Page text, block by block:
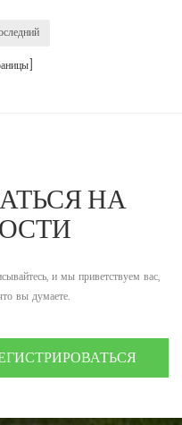
НА
и мы приветствуем вас,
вы думаете.